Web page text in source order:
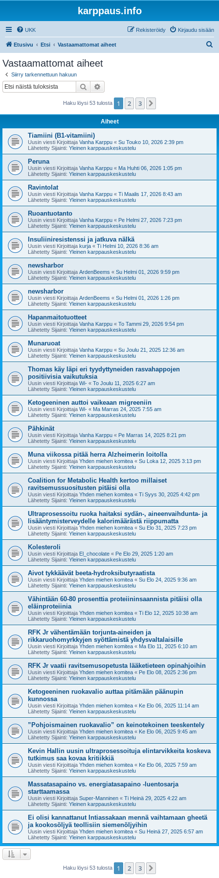
karppaus.info
UKK Kirjaudu sisään
Rekisteröidy
Etusivu Etsi Vastaamattomat aiheet
Vastaamattomat aiheet
Siirry tarkennettuun hakuun
Etsi
Haku löysi 53 tulosta 1 2 3
Aiheet
Tiamiini (B1-vitamiini)
Uusin viesti Kirjoittaja Vanha Karppu « Su Touko 10, 2026 2:39 pm
Lähetetty Sijainti: Yleinen karppauskeskustelu
Peruna
Uusin viesti Kirjoittaja Vanha Karppu « Ma Huhti 06, 2026 1:05 pm
Lähetetty Sijainti: Yleinen karppauskeskustelu
Ravintolat
Uusin viesti Kirjoittaja Vanha Karppu « Ti Maalis 17, 2026 8:43 am
Lähetetty Sijainti: Yleinen karppauskeskustelu
Ruoantuotanto
Uusin viesti Kirjoittaja Vanha Karppu « Pe Helmi 27, 2026 7:23 pm
Lähetetty Sijainti: Yleinen karppauskeskustelu
Insuliiniresistenssi ja jatkuva nälkä
Uusin viesti Kirjoittaja kurja « Ti Helmi 10, 2026 8:36 am
Lähetetty Sijainti: Yleinen karppauskeskustelu
newsharbor
Uusin viesti Kirjoittaja ArdenBeems « Su Helmi 01, 2026 9:59 pm
Lähetetty Sijainti: Yleinen karppauskeskustelu
newsharbor
Uusin viesti Kirjoittaja ArdenBeems « Su Helmi 01, 2026 1:26 pm
Lähetetty Sijainti: Yleinen karppauskeskustelu
Hapanmaitotuotteet
Uusin viesti Kirjoittaja Vanha Karppu « To Tammi 29, 2026 9:54 pm
Lähetetty Sijainti: Yleinen karppauskeskustelu
Munaruoat
Uusin viesti Kirjoittaja Vanha Karppu « Su Joulu 21, 2025 12:36 am
Lähetetty Sijainti: Yleinen karppauskeskustelu
Thomas käy läpi eri tyydyttyneiden rasvahappojen
positiivisia vaikutuksia
Uusin viesti Kirjoittaja Wi- « To Joulu 11, 2025 6:27 am
Lähetetty Sijainti: Yleinen karppauskeskustelu
Ketogeeninen auttoi vaikeaan migreeniin
Uusin viesti Kirjoittaja Wi- « Ma Marras 24, 2025 7:55 am
Lähetetty Sijainti: Yleinen karppauskeskustelu
Pähkinät
Uusin viesti Kirjoittaja Vanha Karppu « Pe Marras 14, 2025 8:21 pm
Lähetetty Sijainti: Yleinen karppauskeskustelu
Muna viikossa pitää herra Alzheimerin loitolla
Uusin viesti Kirjoittaja Yhden miehen komitea « Su Loka 12, 2025 3:13 pm
Lähetetty Sijainti: Yleinen karppauskeskustelu
Coalition for Metabolic Health kertoo millaiset
ravitsemussuositusten pitäisi olla
Uusin viesti Kirjoittaja Yhden miehen komitea « Ti Syys 30, 2025 4:42 pm
Lähetetty Sijainti: Yleinen karppauskeskustelu
Ultraprosessoitu ruoka haitaksi sydän-, aineenvaihdunta- ja
lisääntymisterveydelle kalorimäärästä riippumatta
Uusin viesti Kirjoittaja Yhden miehen komitea « Su Elo 31, 2025 7:23 pm
Lähetetty Sijainti: Yleinen karppauskeskustelu
Kolesteroli
Uusin viesti Kirjoittaja El_chocolate « Pe Elo 29, 2025 1:20 am
Lähetetty Sijainti: Yleinen karppauskeskustelu
Aivot tykkäävät beeta-hydroksibutyraatista
Uusin viesti Kirjoittaja Yhden miehen komitea « Su Elo 24, 2025 9:36 am
Lähetetty Sijainti: Yleinen karppauskeskustelu
Vähintään 60-80 prosenttia proteiininsaannista pitäisi olla
eläinproteiinia
Uusin viesti Kirjoittaja Yhden miehen komitea « Ti Elo 12, 2025 10:38 am
Lähetetty Sijainti: Yleinen karppauskeskustelu
RFK Jr vähentämään torjunta-aineiden ja
rikkaruohomyrkkyjen syöttämistä yhdysvaltalaisille
Uusin viesti Kirjoittaja Yhden miehen komitea « Ma Elo 11, 2025 6:10 am
Lähetetty Sijainti: Yleinen karppauskeskustelu
RFK Jr vaatii ravitsemusopetusta lääketieteen opinahjoihin
Uusin viesti Kirjoittaja Yhden miehen komitea « Pe Elo 08, 2025 2:36 pm
Lähetetty Sijainti: Yleinen karppauskeskustelu
Ketogeeninen ruokavalio auttaa pitämään päänupin
kunnossa
Uusin viesti Kirjoittaja Yhden miehen komitea « Ke Elo 06, 2025 11:14 am
Lähetetty Sijainti: Yleinen karppauskeskustelu
”Pohjoismainen ruokavalio” on keinotekoinen teeskentely
Uusin viesti Kirjoittaja Yhden miehen komitea « Ke Elo 06, 2025 9:45 am
Lähetetty Sijainti: Yleinen karppauskeskustelu
Kevin Hallin uusin ultraprosessoituja elintarvikkeita koskeva
tutkimus saa kovaa kritiikkiä
Uusin viesti Kirjoittaja Yhden miehen komitea « Ke Elo 06, 2025 7:59 am
Lähetetty Sijainti: Yleinen karppauskeskustelu
Massatasapaino vs. energiatasapaino -luentosarja
starttaamassa
Uusin viesti Kirjoittaja Super-Manninen « Ti Heinä 29, 2025 4:22 am
Lähetetty Sijainti: Yleinen karppauskeskustelu
Ei olisi kannattanut Intiassakaan mennä vaihtamaan gheetä
ja kookosöljyä teollisiin siemenöljyihin
Uusin viesti Kirjoittaja Yhden miehen komitea « Su Heinä 27, 2025 6:57 am
Lähetetty Sijainti: Yleinen karppauskeskustelu
Haku löysi 53 tulosta 1 2 3